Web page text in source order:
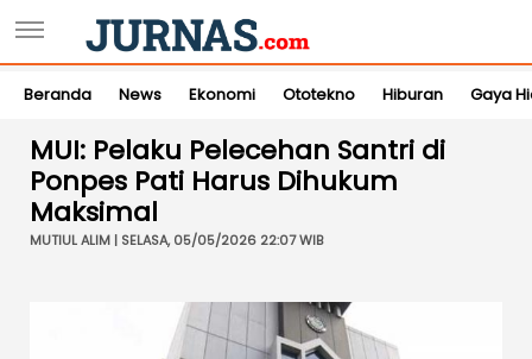
Beranda News Ekonomi Ototekno Hiburan Gaya
MUI: Pelaku Pelecehan Santri di
Ponpes Pati Harus Dihukum
Maksimal
MUTIUL ALIM | SELASA, 05/05/2026 22:07 WIB